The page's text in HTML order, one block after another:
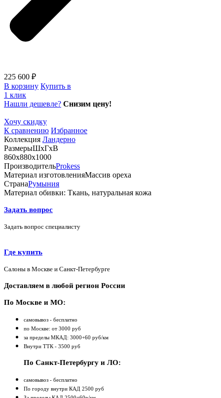
225 600 ₽
В корзину Купить в
1 клик
Нашли дешевле? Снизим цену!
Хочу скидку
К сравнению Избранное
Коллекция Ландерно
РазмерыШхГхВ
860х880х1000
ПроизводительProkess
Материал изготовленияМассив ореха
СтранаРумыния
Материал обивки: Ткань, натуральная кожа
Задать вопрос
Задать вопрос специалисту
Где купить
Салоны в Москве и Санкт-Петербурге
Доставляем в любой регион России
По Москве и МО:
самовывоз - бесплатно
по Москве: от 3000 руб
за пределы МКАД: 3000+60 руб/км
Внутри ТТК - 3500 руб
По Санкт-Петербургу и ЛО:
самовывоз - бесплатно
По городу внутри КАД 2500 руб